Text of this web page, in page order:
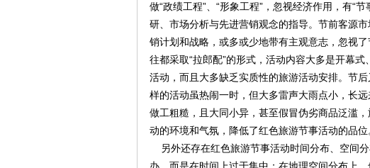
做“政绩工程”、“形象工程”，忽视经济作用，有“
研、市场分析与先进营销观念的指导。节前客源
销计划和战略，或多或少地带有主观意志，忽视
往都采取“拉郎配”的形式，活动内容大多是开幕
活动，而且大多缺乏实质性的旅游活动安排。节
样的活动虽热闹一时，但大多雷声大雨点小，长
做工粗糙，且大同小异，甚至假冒伪劣商品泛滥
动的环境和气氛，降低了红色旅游节事活动的品位
另外还存在红色旅游节事活动时间分布、空间